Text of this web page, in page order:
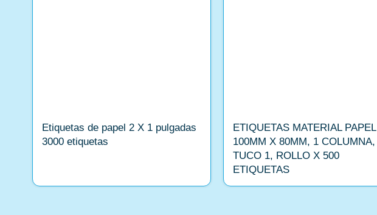
Etiquetas de papel 2 X 1 pulgadas
3000 etiquetas
ETIQUETAS MATERIAL PAPEL
100MM X 80MM, 1 COLUMNA,
TUCO 1, ROLLO X 500
ETIQUETAS